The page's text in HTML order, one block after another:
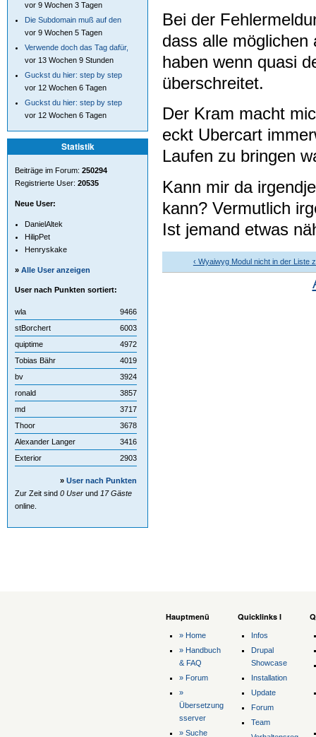
Bei der
dass alle möglichen
haben wenn quasi
überschreitet.
Der Kram macht
eckt Ubercart
Laufen zu bringen
Kann mir da
kann? Vermutlich
Ist jemand etwas
‹ Wyaiwyg Modul nicht in der Liste
vor 9 Wochen 3 Tagen
Die Subdomain muß auf den
vor 9 Wochen 5 Tagen
Verwende doch das Tag dafür,
vor 13 Wochen 9 Stunden
Guckst du hier: step by step
vor 12 Wochen 6 Tagen
Guckst du hier: step by step
vor 12 Wochen 6 Tagen
Statistik
Beiträge im Forum: 250294
Registrierte User: 20535
Neue User:
DanielAltek
HilipPet
Henryskake
» Alle User anzeigen
User nach Punkten sortiert:
wla
9466
stBorchert
6003
quiptime
4972
Tobias Bähr
4019
bv
3924
ronald
3857
md
3717
Thoor
3678
Alexander Langer
3416
Exterior
2903
» User nach Punkten
Zur Zeit sind 0 User und 17 Gäste
online.
Hauptmenü
» Home
» Handbuch
& FAQ
» Forum
»
Übersetzung
sserver
» Suche
Quicklinks I
Infos
Drupal
Showcase
Installation
Update
Forum
Team